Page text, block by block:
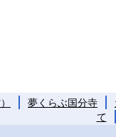
夢くらぶ国分寺
て